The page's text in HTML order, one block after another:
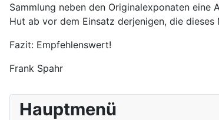
Hauptmenü
Sammlung neben den Originalexponaten
Hut ab vor dem Einsatz derjenigen, die
Fazit: Empfehlenswert!
Frank Spahr